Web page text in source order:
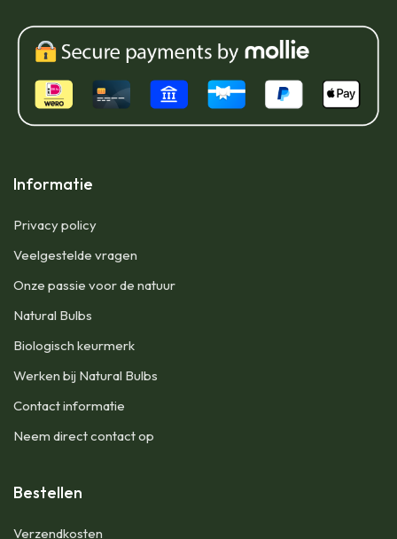
Informatie
Privacy policy
Veelgestelde vragen
Onze passie voor de natuur
Natural Bulbs
Biologisch keurmerk
Werken bij Natural Bulbs
Contact informatie
Neem direct contact op
Bestellen
Verzendkosten